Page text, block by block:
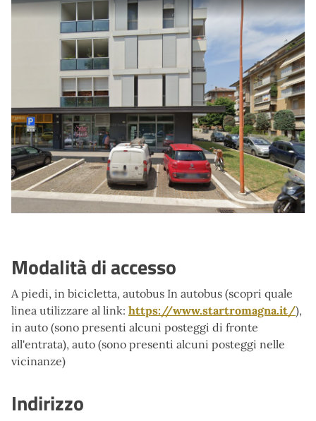
Modalità di accesso
A piedi, in bicicletta, autobus In autobus (scopri quale
linea utilizzare al link: https://www.startromagna.it/),
in auto (sono presenti alcuni posteggi di fronte
all'entrata), auto (sono presenti alcuni posteggi nelle
vicinanze)
Indirizzo